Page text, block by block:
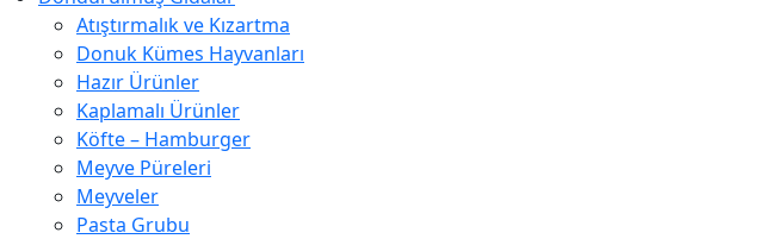
Atıştırmalık ve Kızartma
Donuk Kümes Hayvanları
Hazır Ürünler
Kaplamalı Ürünler
Köfte – Hamburger
Meyve Püreleri
Meyveler
Pasta Grubu